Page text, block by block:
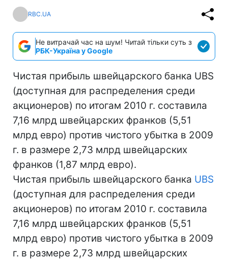
RBC.UA
Не витрачай час на шум! Читай тільки суть з
РБК-Україна у Google
Чистая прибыль швейцарского банка UBS
(доступная для распределения среди
акционеров) по итогам 2010 г. составила
7,16 млрд швейцарских франков (5,51
млрд евро) против чистого убытка в 2009
г. в размере 2,73 млрд швейцарских
франков (1,87 млрд евро).
Чистая прибыль швейцарского банка UBS
(доступная для распределения среди
акционеров) по итогам 2010 г. составила
7,16 млрд швейцарских франков (5,51
млрд евро) против чистого убытка в 2009
г. в размере 2,73 млрд швейцарских